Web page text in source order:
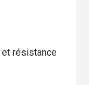
et résistance